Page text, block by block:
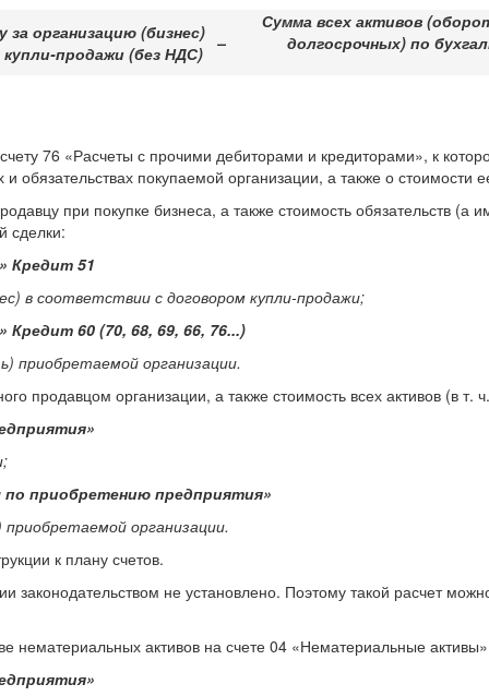
за организацию (бизнес)
продажи (без НДС)
–
Сумма всех активов
долгосрочных) по
76 «Расчеты с прочими дебиторами и кредиторами», к
покупаемой организации, а также о стоимости
при покупке бизнеса, а также стоимость обязательств (а
сделки:
Кредит 51
в соответствии с договором купли-продажи;
60 (70, 68, 69, 66, 76...)
приобретаемой организации.
продавцом организации, а также стоимость всех активов (в т.
по приобретению предприятия»
организации.
к плану счетов.
не установлено. Поэтому такой расчет
нематериальных активов на счете 04 «Нематериальные